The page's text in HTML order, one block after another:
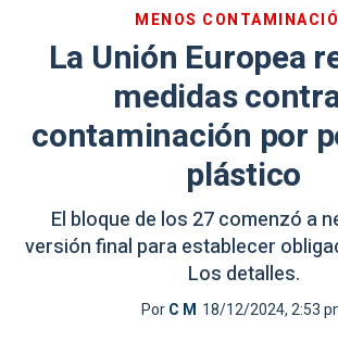
MENOS
La Unión Europea
medidas
contaminación por
plástico
El bloque de los 27 comenzó a
versión final para establecer
Los detalles.
PorC M 18/12/2024, 2:53